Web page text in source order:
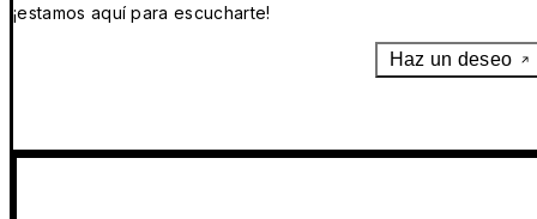
¡estamos aquí para escucharte!
Haz un deseo